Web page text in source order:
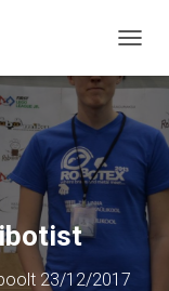
O
G
A
A
23/12/2017